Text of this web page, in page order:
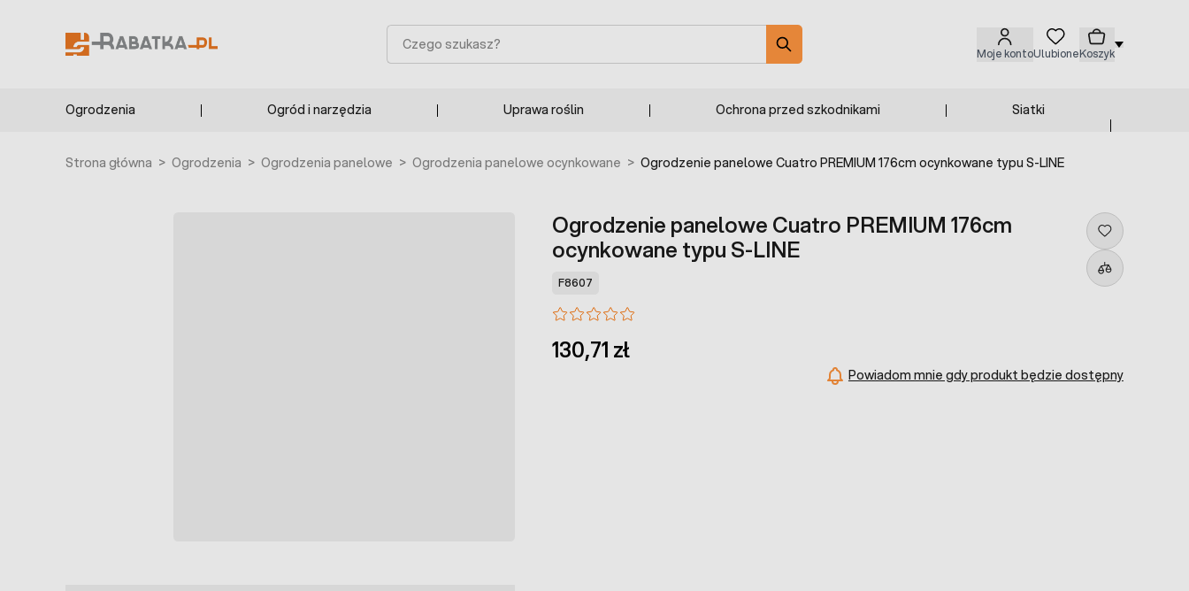
Moje kontoUlubioneKoszyk
Szukaj
Ogrodzenia Ogród i narzędzia Uprawa roślin Ochrona przed szkodnikami Siatki
Strona główna > Ogrodzenia > Ogrodzenia panelowe > Ogrodzenia panelowe ocynkowane > Ogrodzenie panelowe Cuatro PREMIUM 176cm ocynkowane typu S-LINE
Ogrodzenie panelowe Cuatro PREMIUM 176cm
ocynkowane typu S-LINE
F8607
130,71 zł
Powiadom mnie gdy produkt będzie dostępny